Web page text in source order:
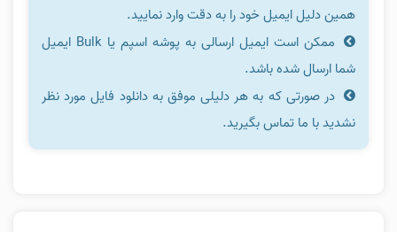
همین دلیل ایمیل خود را به دقت وارد نمایید.
ممکن است ایمیل ارسالی به پوشه اسپم یا Bulk ایمیل
شما ارسال شده باشد.
در صورتی که به هر دلیلی موفق به دانلود فایل مورد نظر
نشدید با ما تماس بگیرید.